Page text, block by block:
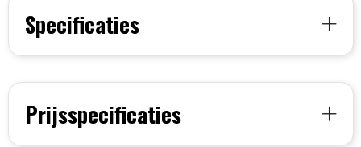
Specificaties
Prijsspecificaties